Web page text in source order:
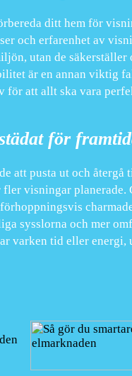
ditt hem för
och erfarenhet av
utan de
är en annan viktig
för att allt ska vara
för
att pusta ut och
visningar
sysslorna och mer
varken tid eller